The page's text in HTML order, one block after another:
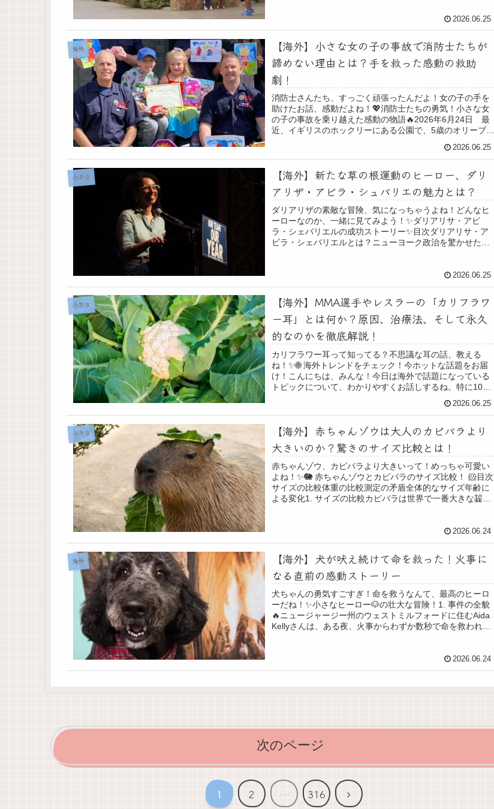
2026.06.25
海外
【海外】小さな女の子の事故で消防士たちが
諦めない理由とは？手を救った感動の救助
劇！
消防士さんたち、すっごく頑張ったんだよ！女の子の手を
助けたお話、感動だよね！💖消防士たちの勇気！小さな女
の子の事故を乗り越えた感動の物語🔥2026年6月24日 最
近、イギリスのホックリーにある公園で、5歳のオリーブち
2026.06.25
小ネタ
【海外】新たな草の根運動のヒーロー、ダリ
アリザ・アビラ・シュバリエの魅力とは？
ダリアリザの素敵な冒険、気になっちゃうよね！どんなヒ
ーローなのか、一緒に見てみよう！✨ダリアリサ・アビ
ラ・シェバリエルの成功ストーリー✨目次ダリアリサ・ア
ビラ・シェバリエルとは？ニューヨーク政治を驚かせた草
2026.06.25
小ネタ
【海外】MMA選手やレスラーの「カリフラワ
ー耳」とは何か？原因、治療法、そして永久
的なのかを徹底解説！
カリフラワー耳って知ってる？不思議な耳の話、教える
ね！✨🌐 海外トレンドをチェック！今ホットな話題をお届
け！こんにちは、みんな！今日は海外で話題になっている
トピックについて、わかりやすくお話しするね。特に10代
2026.06.25
小ネタ
【海外】赤ちゃんゾウは大人のカピバラより
大きいのか？驚きのサイズ比較とは！
赤ちゃんゾウ、カピバラより大きいって！めっちゃ可愛い
よね！✨🐘 赤ちゃんゾウとカピバラのサイズ比較！ 🐹目次
サイズの比較体重の比較測定の矛盾全体的なサイズ年齢に
よる変化1. サイズの比較カピバラは世界で一番大きな齧歯
2026.06.24
海外
【海外】犬が吠え続けて命を救った！火事に
なる直前の感動ストーリー
犬ちゃんの勇気すごすぎ！命を救うなんて、最高のヒーロ
ーだね！✨小さなヒーロー🐶の壮大な冒険！1. 事件の全貌
🔥ニュージャージー州のウェストミルフォードに住むAida
Kellyさんは、ある夜、火事からわずか数秒で命を救われる
2026.06.24
次のページ
1 2 … 316 次